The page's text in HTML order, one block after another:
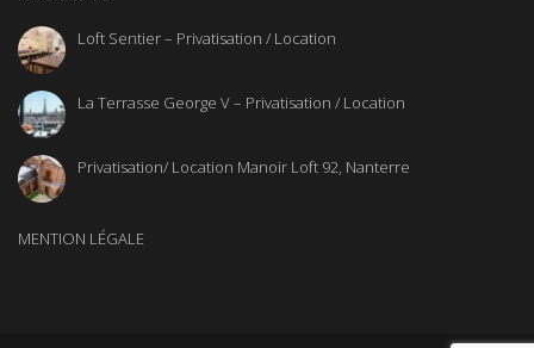
Loft Sentier – Privatisation / Location
La Terrasse George V – Privatisation / Location
Privatisation/ Location Manoir Loft 92, Nanterre
MENTION LÉGALE